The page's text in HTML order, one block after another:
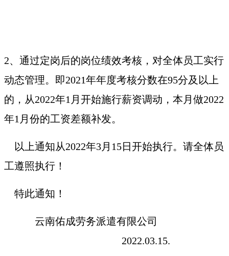
2、通过定岗后的岗位绩效考核，对全体员工实行
动态管理。即2021年年度考核分数在95分及以上
的，从2022年1月开始施行薪资调动，本月做2022
年1月份的工资差额补发。
以上通知从2022年3月15日开始执行。请全体员
工遵照执行！
特此通知！
云南佑成劳务派遣有限公司
2022.03.15.